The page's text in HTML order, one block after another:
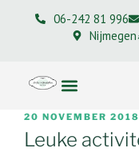
06-242 81 996
Nijmegen
20 NOVEMBER 2018
Leuke